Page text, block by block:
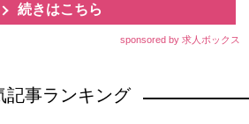
続きはこちら
sponsored by 求人ボックス
記事ランキング